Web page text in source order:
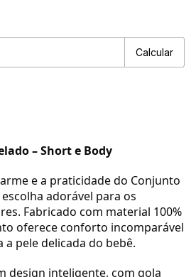
Calcular
– Short e Body
e a praticidade do Conjunto
adorável para os
Fabricado com material 100%
oferece conforto incomparável
a pele delicada do bebê.
design inteligente, com gola